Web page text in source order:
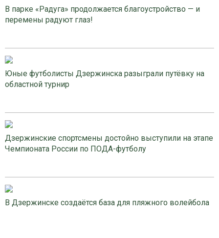
В парке «Радуга» продолжается благоустройство — и
перемены радуют глаз!
Юные футболисты Дзержинска разыграли путёвку на
областной турнир
Дзержинские спортсмены достойно выступили на этапе
Чемпионата России по ПОДА-футболу
В Дзержинске создаётся база для пляжного волейбола